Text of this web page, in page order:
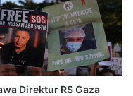
Direktur RS Gaza